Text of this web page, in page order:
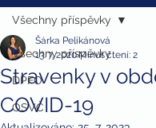
Všechny příspěvky
DPFO
OSVČ
Všechny příspěvky
Stravenky v
COVID-19
Šárka Pelikánová
13. 7. 2020Minut čtení: 2